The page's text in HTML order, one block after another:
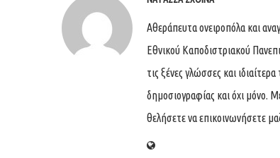
Αθεράπευτα ονειροπόλα και
Εθνικού Καποδιστριακού
τις ξένες γλώσσες και
δημοσιογραφίας και όχι μόνο.
θελήσετε να επικοινωνήσετε